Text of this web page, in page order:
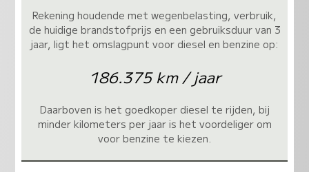
Rekening houdende met wegenbelasting, verbruik,
de huidige brandstofprijs en een gebruiksduur van 3
jaar, ligt het omslagpunt voor diesel en benzine op:
186.375 km / jaar
Daarboven is het goedkoper diesel te rijden, bij
minder kilometers per jaar is het voordeliger om
voor benzine te kiezen.